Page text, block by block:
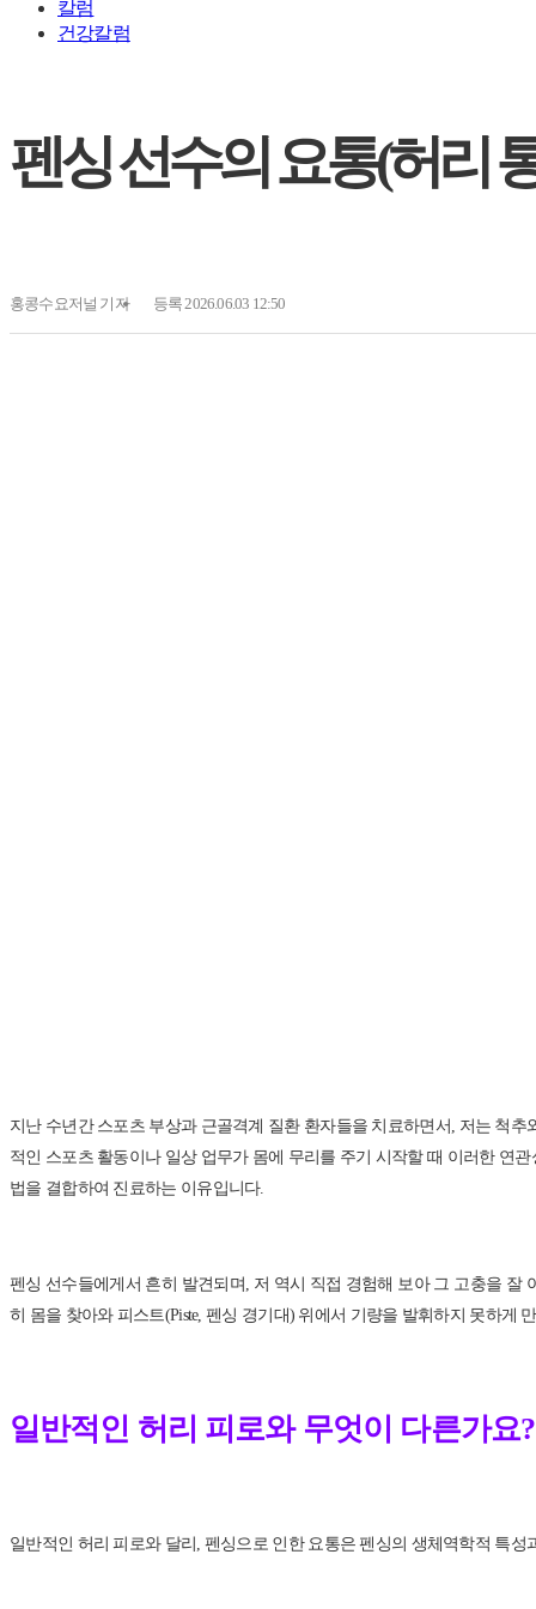
칼럼
건강칼럼
펜싱 선수의 요통(허리
홍콩수요저널 기자 등록 2026.06.03 12:50
지난 수년간 스포츠 부상과 근골격계 질환 환자들을 치료하면서, 저는 척
적인 스포츠 활동이나 일상 업무가 몸에 무리를 주기 시작할 때 이러한 연
법을 결합하여 진료하는 이유입니다.
펜싱 선수들에게서 흔히 발견되며, 저 역시 직접 경험해 보아 그 고충을
히 몸을 찾아와 피스트(Piste, 펜싱 경기대) 위에서 기량을 발휘하지 못하게
일반적인 허리 피로와 무엇이 다른가요?
일반적인 허리 피로와 달리, 펜싱으로 인한 요통은 펜싱의 생체역학적 특성